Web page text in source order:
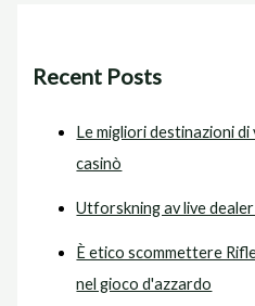
Recent Posts
Le migliori destinazioni
casinò
Utforskning av live
È etico scommettere
nel gioco d'azzardo